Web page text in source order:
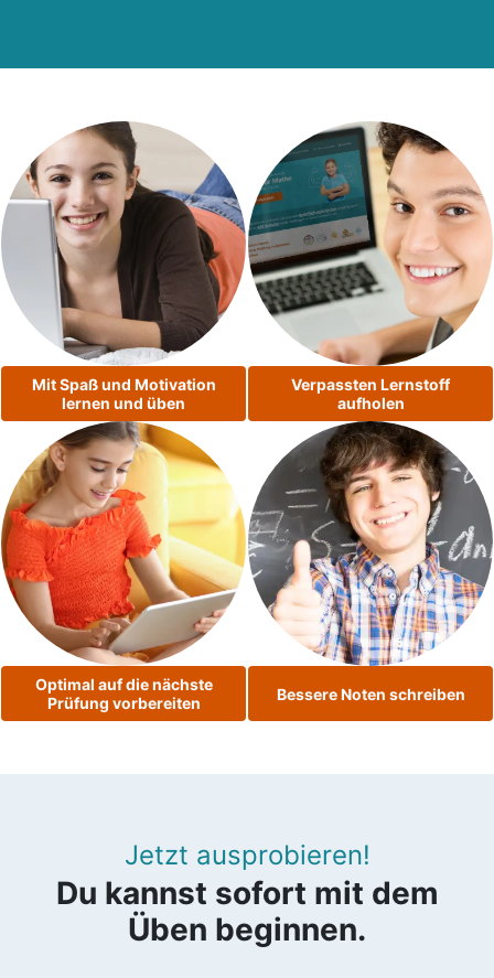
Mit Spaß und Motivation
lernen und üben
Verpassten Lernstoff
aufholen
Optimal auf die nächste
Prüfung vorbereiten
Bessere Noten schreiben
Jetzt ausprobieren!
Du kannst sofort mit dem
Üben beginnen.